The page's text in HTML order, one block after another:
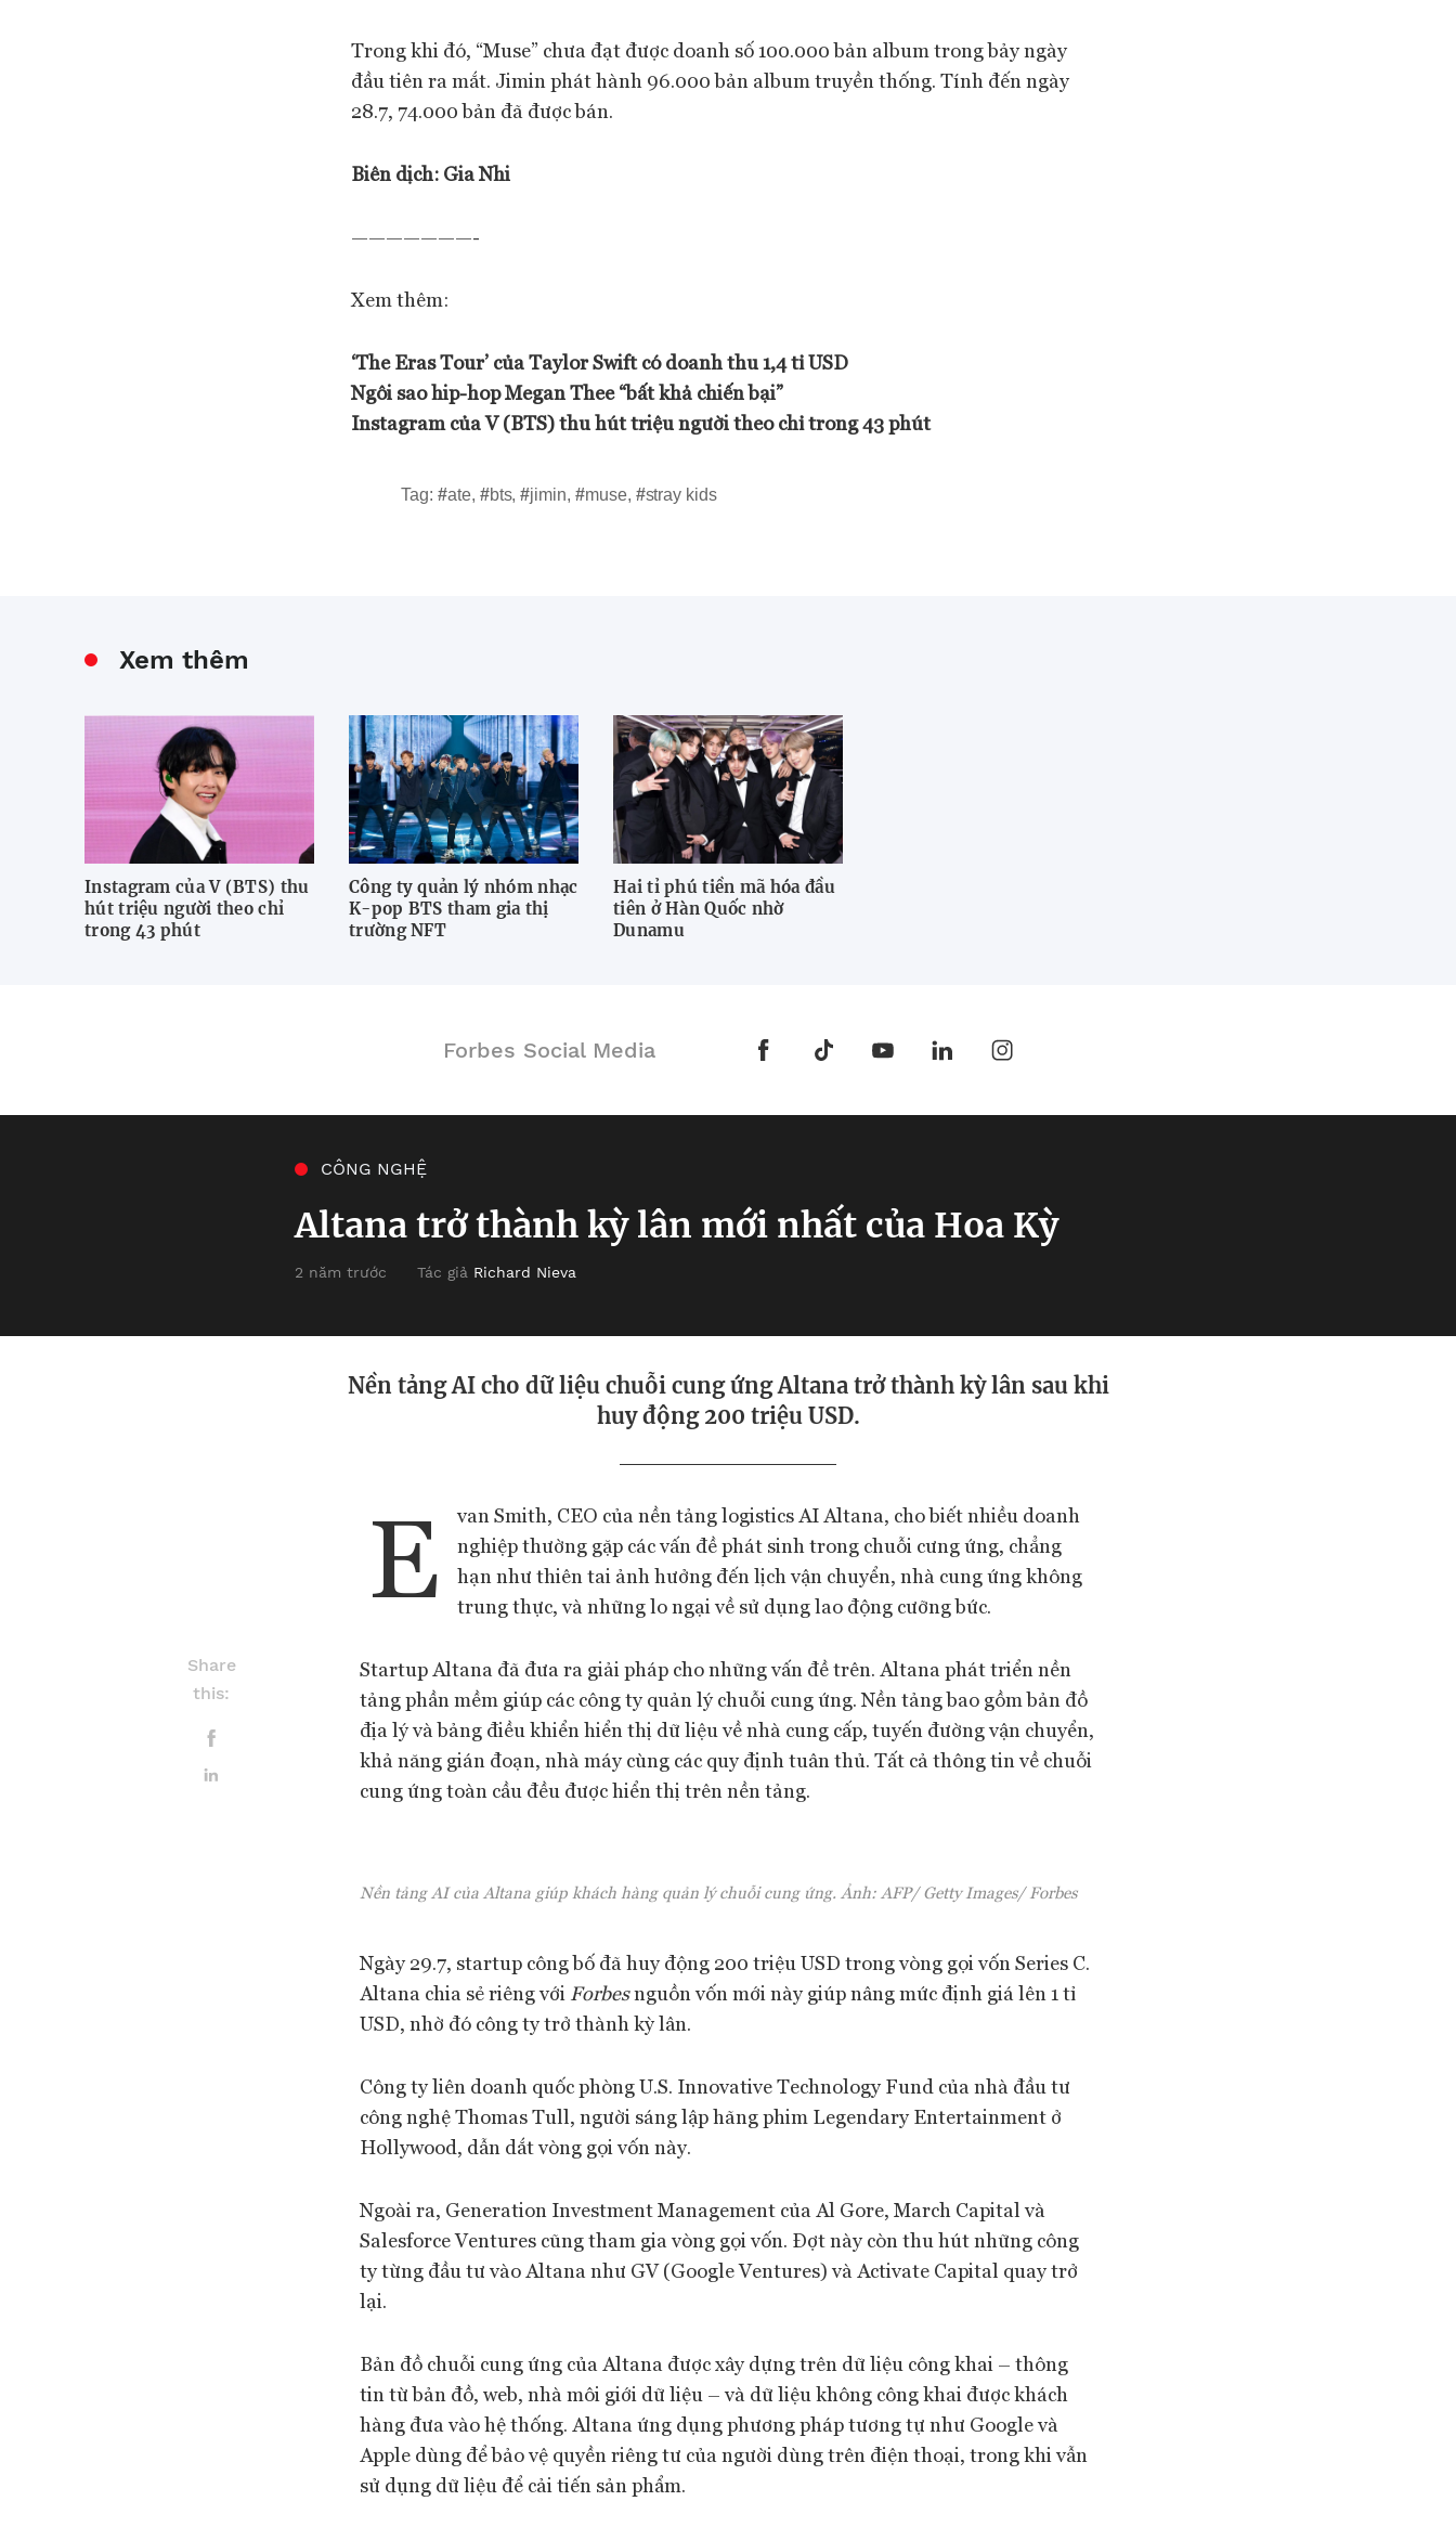
Trong khi đó, “Muse” chưa đạt được doanh số 100.000 bản album trong bảy ngày
đầu tiên ra mắt. Jimin phát hành 96.000 bản album truyền thống. Tính đến ngày
28.7, 74.000 bản đã được bán.
Biên dịch: Gia Nhi
———————-
Xem thêm:
‘The Eras Tour’ của Taylor Swift có doanh thu 1,4 tỉ USD
Ngôi sao hip-hop Megan Thee “bất khả chiến bại”
Instagram của V (BTS) thu hút triệu người theo chỉ trong 43 phút
Tag: #ate, #bts,#jimin, #muse, #stray kids
Xem thêm
Instagram của V (BTS) thu
hút triệu người theo chỉ
trong 43 phút
Công ty quản lý nhóm nhạc
K-pop BTS tham gia thị
trường NFT
Hai tỉ phú tiền mã hóa đầu
tiên ở Hàn Quốc nhờ
Dunamu
Forbes Social Media
CÔNG NGHỆ
Altana trở thành kỳ lân mới nhất của Hoa Kỳ
2 năm trước Tác giả Richard Nieva
Nền tảng AI cho dữ liệu chuỗi cung ứng Altana trở thành kỳ lân sau khi
huy động 200 triệu USD.
Share
this:
E
van Smith, CEO của nền tảng logistics AI Altana, cho biết nhiều doanh
nghiệp thường gặp các vấn đề phát sinh trong chuỗi cưng ứng, chẳng
hạn như thiên tai ảnh hưởng đến lịch vận chuyển, nhà cung ứng không
trung thực, và những lo ngại về sử dụng lao động cưỡng bức.
Startup Altana đã đưa ra giải pháp cho những vấn đề trên. Altana phát triển nền
tảng phần mềm giúp các công ty quản lý chuỗi cung ứng. Nền tảng bao gồm bản đồ
địa lý và bảng điều khiển hiển thị dữ liệu về nhà cung cấp, tuyến đường vận chuyển,
khả năng gián đoạn, nhà máy cùng các quy định tuân thủ. Tất cả thông tin về chuỗi
cung ứng toàn cầu đều được hiển thị trên nền tảng.
Nền tảng AI của Altana giúp khách hàng quản lý chuỗi cung ứng. Ảnh: AFP/ Getty Images/ Forbes
Ngày 29.7, startup công bố đã huy động 200 triệu USD trong vòng gọi vốn Series C.
Altana chia sẻ riêng với Forbesnguồn vốn mới này giúp nâng mức định giá lên 1 tỉ
USD, nhờ đó công ty trở thành kỳ lân.
Công ty liên doanh quốc phòng U.S. Innovative Technology Fund của nhà đầu tư
công nghệ Thomas Tull, người sáng lập hãng phim Legendary Entertainment ở
Hollywood, dẫn dắt vòng gọi vốn này.
Ngoài ra, Generation Investment Management của Al Gore, March Capital và
Salesforce Ventures cũng tham gia vòng gọi vốn. Đợt này còn thu hút những công
ty từng đầu tư vào Altana như GV (Google Ventures) và Activate Capital quay trở
lại.
Bản đồ chuỗi cung ứng của Altana được xây dựng trên dữ liệu công khai – thông
tin từ bản đồ, web, nhà môi giới dữ liệu – và dữ liệu không công khai được khách
hàng đưa vào hệ thống. Altana ứng dụng phương pháp tương tự như Google và
Apple dùng để bảo vệ quyền riêng tư của người dùng trên điện thoại, trong khi vẫn
sử dụng dữ liệu để cải tiến sản phẩm.